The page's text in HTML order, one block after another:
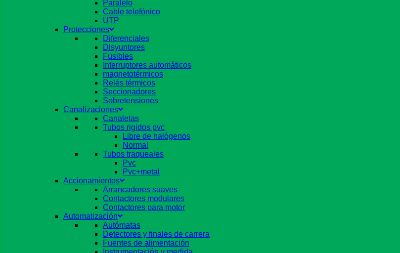
Paralelo
Cable telefónico
UTP
Protecciones
Diferenciales
Disyuntores
Fusibles
Interruptores automáticos
magnetotérmicos
Relés térmicos
Seccionadores
Sobretensiones
Canalizaciones
Canaletas
Tubos rigidos pvc
Libre de halógenos
Normal
Tubos traqueales
Pvc
Pvc+metal
Accionamientos
Arrancadores suaves
Contactores modulares
Contactores para motor
Automatización
Autómatas
Detectores y finales de carrera
Fuentes de alimentación